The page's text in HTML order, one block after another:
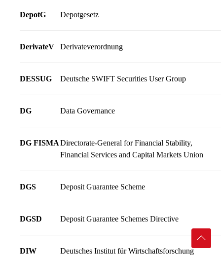
DepotG Depotgesetz
DerivateV Derivateverordnung
DESSUG Deutsche SWIFT Securities User Group
DG Data Governance
DG FISMADirectorate-General for Financial Stability,
Financial Services and Capital Markets Union
DGS Deposit Guarantee Scheme
DGSD Deposit Guarantee Schemes Directive
DIW Deutsches Institut für Wirtschaftsforschung